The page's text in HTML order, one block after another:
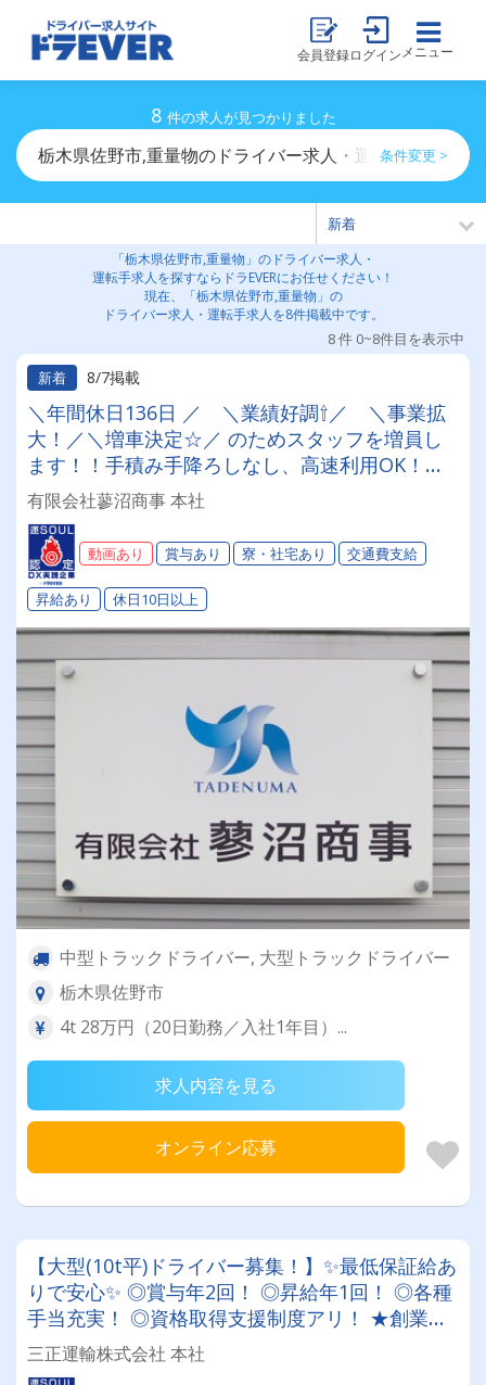
会員登録ログイン メニュー
8 件の求人が見つかりました
栃木県佐野市,重量物のドライバー求人・運転手求人一覧
条件変更 >
「栃木県佐野市,重量物」のドライバー求人・
運転手求人を探すならドラEVERにお任せください！
現在、「栃木県佐野市,重量物」の
ドライバー求人・運転手求人を8件掲載中です。
8 件 0~8件目を表示中
新着
8/7掲載
＼年間休日136日 ／ ＼業績好調⇧／ ＼事業拡
大！／＼増車決定☆／ のためスタッフを増員し
ます！！手積み手降ろしなし、高速利用OK！充
実の福利厚生！賞与・昇給・退職金もありま
す！！地方の方は社員寮も完備しています♪お気
軽にご応募ください！
有限会社蓼沼商事 本社
動画あり 賞与あり 寮・社宅あり 交通費支給
昇給あり 休日10日以上
中型トラックドライバー, 大型トラックドライバー
栃木県佐野市
4t 28万円（20日勤務／入社1年目）...
求人内容を見る
オンライン応募
【大型(10t平)ドライバー募集！】✨最低保証給あ
りで安心✨ ◎賞与年2回！ ◎昇給年1回！ ◎各種
手当充実！ ◎資格取得支援制度アリ！ ★創業以
来の安定企業★ 日曜・祝日休みでプライベート
も確保！
三正運輸株式会社 本社